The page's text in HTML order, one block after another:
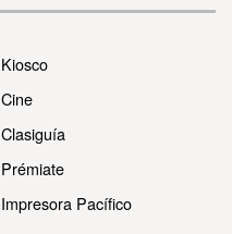
Kiosco
Cine
Clasiguía
Prémiate
Impresora Pacífico